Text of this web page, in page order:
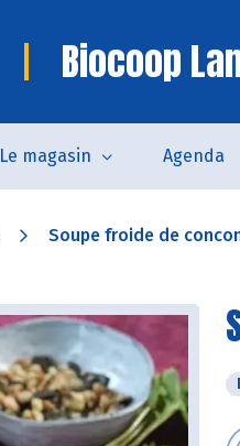
Biocoop
Le magasin Agenda
Soupe froide de